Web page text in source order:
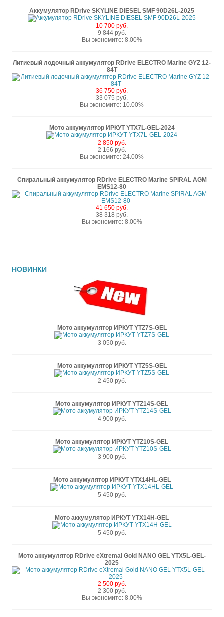
Аккумулятор RDrive SKYLINE DIESEL SMF 90D26L-2025
10 700 руб.
9 844 руб.
Вы экономите: 8.00%
Литиевый лодочный аккумулятор RDrive ELECTRO Marine GYZ 12-
84T
36 750 руб.
33 075 руб.
Вы экономите: 10.00%
Мото аккумулятор ИРКУТ YTX7L-GEL-2024
2 850 руб.
2 166 руб.
Вы экономите: 24.00%
Спиральный аккумулятор RDrive ELECTRO Marine SPIRAL AGM
EMS12-80
41 650 руб.
38 318 руб.
Вы экономите: 8.00%
НОВИНКИ
Мото аккумулятор ИРКУТ YTZ7S-GEL
3 050 руб.
Мото аккумулятор ИРКУТ YTZ5S-GEL
2 450 руб.
Мото аккумулятор ИРКУТ YTZ14S-GEL
4 900 руб.
Мото аккумулятор ИРКУТ YTZ10S-GEL
3 900 руб.
Мото аккумулятор ИРКУТ YTX14HL-GEL
5 450 руб.
Мото аккумулятор ИРКУТ YTX14H-GEL
5 450 руб.
Мото аккумулятор RDrive eXtremal Gold NANO GEL YTX5L-GEL-
2025
2 500 руб.
2 300 руб.
Вы экономите: 8.00%